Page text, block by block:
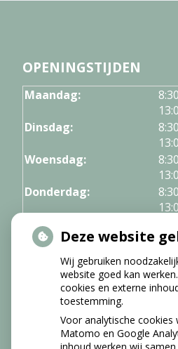
OPENINGSTIJDEN
Maandag: 8:30
Dinsdag:
8:30
Woensdag:
8:30
Donderdag:
8:30
Vrijdag:
NIEUWS
Let op: valse Infomedics-
openstaande rekening
Tanden bleken? Laat het
Deze website
Wij gebruiken
website goed kan
cookies en externe
toestemming.
Voor analytische
Matomo en Google